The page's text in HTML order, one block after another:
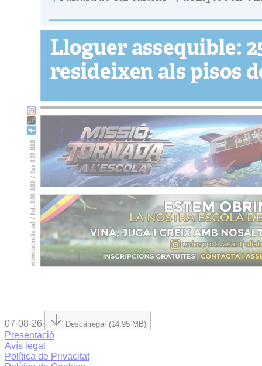
07-08-26 Descarregar (14.95 MB)
Presentació
Avís legal
Política de Privacitat